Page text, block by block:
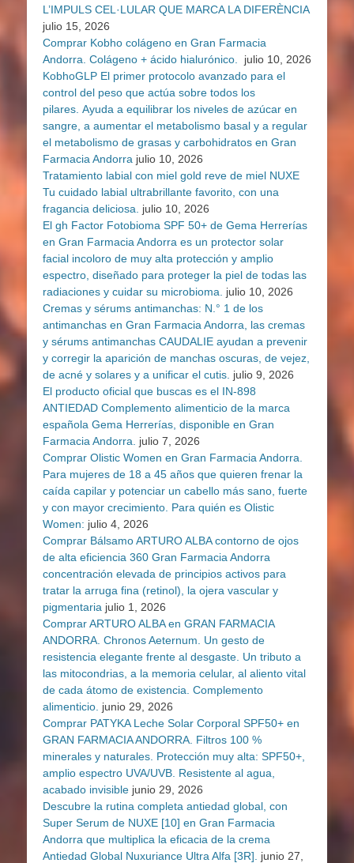
L’IMPULS CEL·LULAR QUE MARCA LA DIFERÈNCIA
julio 15, 2026
Comprar Kobho colágeno en Gran Farmacia
Andorra. Colágeno + ácido hialurónico.
julio 10, 2026
KobhoGLP El primer protocolo avanzado para el
control del peso que actúa sobre todos los
pilares. Ayuda a equilibrar los niveles de azúcar en
sangre, a aumentar el metabolismo basal y a regular
el metabolismo de grasas y carbohidratos en Gran
Farmacia Andorra julio 10, 2026
Tratamiento labial con miel gold reve de miel NUXE
Tu cuidado labial ultrabrillante favorito, con una
fragancia deliciosa.
julio 10, 2026
El gh Factor Fotobioma SPF 50+ de Gema Herrerías
en Gran Farmacia Andorra es un protector solar
facial incoloro de muy alta protección y amplio
espectro, diseñado para proteger la piel de todas las
radiaciones y cuidar su microbioma.
julio 10, 2026
Cremas y sérums antimanchas: N.° 1 de los
antimanchas en Gran Farmacia Andorra, las cremas
y sérums antimanchas CAUDALIE ayudan a prevenir
y corregir la aparición de manchas oscuras, de vejez,
de acné y solares y a unificar el cutis. julio 9, 2026
El producto oficial que buscas es el IN-898
ANTIEDAD Complemento alimenticio de la marca
española Gema Herrerías, disponible en Gran
Farmacia Andorra.
julio 7, 2026
Comprar Olistic Women en Gran Farmacia Andorra.
Para mujeres de 18 a 45 años que quieren frenar la
caída capilar y potenciar un cabello más sano, fuerte
y con mayor crecimiento. Para quién es Olistic
Women: julio 4, 2026
Comprar Bálsamo ARTURO ALBA contorno de ojos
de alta eficiencia 360 Gran Farmacia Andorra
concentración elevada de principios activos para
tratar la arruga fina (retinol), la ojera vascular y
pigmentaria julio 1, 2026
Comprar ARTURO ALBA en GRAN FARMACIA
ANDORRA. Chronos Aeternum. Un gesto de
resistencia elegante frente al desgaste. Un tributo a
las mitocondrias, a la memoria celular, al aliento vital
de cada átomo de existencia. Complemento
alimenticio. junio 29, 2026
Comprar PATYKA Leche Solar Corporal SPF50+ en
GRAN FARMACIA ANDORRA. Filtros 100 %
minerales y naturales. Protección muy alta: SPF50+,
amplio espectro UVA/UVB. Resistente al agua,
acabado invisible junio 29, 2026
Descubre la rutina completa antiedad global, con
Super Serum de NUXE [10] en Gran Farmacia
Andorra que multiplica la eficacia de la crema
Antiedad Global Nuxuriance Ultra Alfa [3R].
junio 27,